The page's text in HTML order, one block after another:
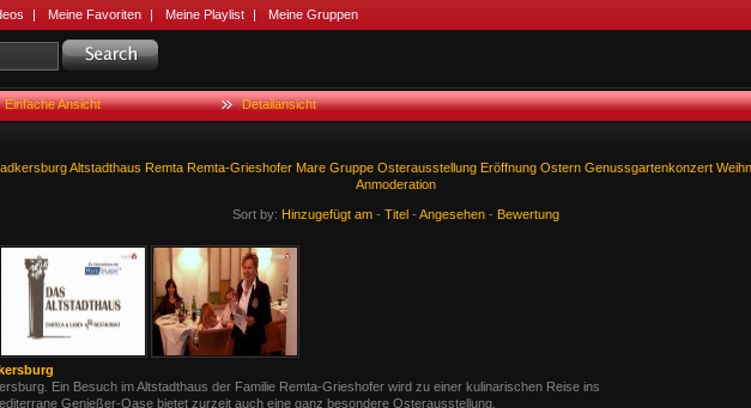
| Meine Favoriten | Meine Playlist | Meine Gruppen
Einfache Ansicht Detailansicht
Altstadthaus Remta Remta-Grieshofer Mare Gruppe Osterausstellung Eröffnung Ostern Genussgartenkonzert
Anmoderation
Sort by: Hinzugefügt am - Titel - Angesehen - Bewertung
Ein Besuch im Altstadthaus der Familie Remta-Grieshofer wird zu einer kulinarischen Reise ins
Genießer-Oase bietet zurzeit auch eine ganz besondere Osterausstellung.